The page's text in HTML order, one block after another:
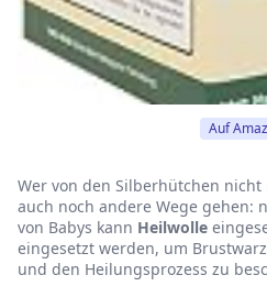
Wer von den Silberhütchen
auch noch andere Wege gehen:
von Babys kann Heilwolle
eingesetzt werden, um
und den Heilungsprozess zu
Auf